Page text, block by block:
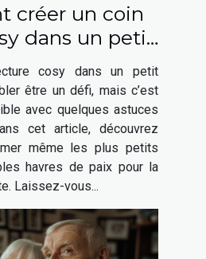
créer un coin
dans un petit
cosy dans un petit
être un défi, mais c’est
avec quelques astuces
cet article, découvrez
même les plus petits
havres de paix pour la
Laissez-vous...